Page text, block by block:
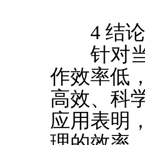
4 结论
针对当
作效率低
高效、科
应用表明